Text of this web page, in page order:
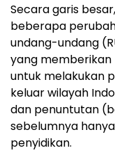
Secara garis
beberapa
undang-undang
yang
untuk melakukan
keluar wilayah
dan penuntutan
sebelumnya
penyidikan.